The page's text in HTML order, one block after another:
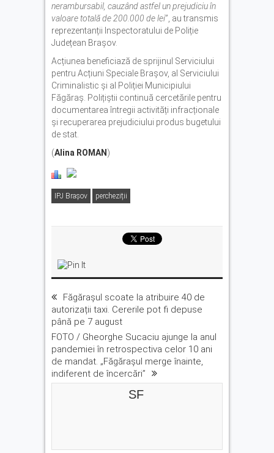
nerambursabil, cauzând astfel un prejudiciu în
valoare totală de 200.000 de lei”, au transmis
reprezentanții Inspectoratului de Poliție
Județean Brașov.
Acțiunea beneficiază de sprijinul Serviciului
pentru Acțiuni Speciale Brașov, al Serviciului
Criminalistic și al Poliției Municipiului
Făgăraș. Polițiștii continuă cercetările pentru
documentarea întregii activități infracționale
și recuperarea prejudiciului produs bugetului
de stat.
(Alina ROMAN )
IPJ Brașov percheziții
Făgărașul scoate la atribuire 40 de
autorizații taxi. Cererile pot fi depuse
până pe 7 august
FOTO / Gheorghe Sucaciu ajunge la anul
pandemiei în retrospectiva celor 10 ani
de mandat. „Făgărașul merge înainte,
indiferent de încercări”
SF